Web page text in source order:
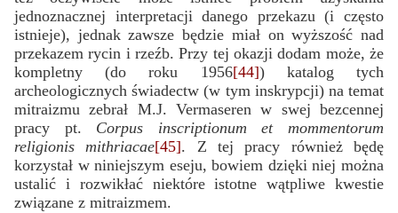
jednoznacznej interpretacji danego przekazu (i często
istnieje), jednak zawsze będzie miał on wyższość nad
przekazem rycin i rzeźb. Przy tej okazji dodam może, że
kompletny (do roku 1956[44]) katalog tych
archeologicznych świadectw (w tym inskrypcji) na temat
mitraizmu zebrał M.J. Vermaseren w swej bezcennej
pracy pt. Corpus inscriptionum et mommentorum
religionis mithriacae[45]. Z tej pracy również będę
korzystał w niniejszym eseju, bowiem dzięki niej można
ustalić i rozwikłać niektóre istotne wątpliwe kwestie
związane z mitraizmem.